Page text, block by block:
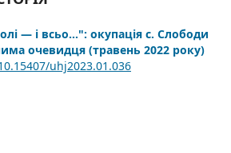
— і всьо…": окупація с. Слободи
очевидця (травень 2022 року)
uhj2023.01.036